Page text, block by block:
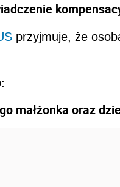
przyjmuje, że
małżonka oraz